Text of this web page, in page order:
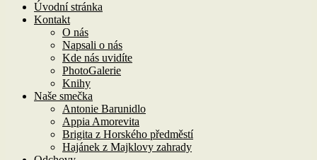
Úvodní stránka
Kontakt
O nás
Napsali o nás
Kde nás uvidíte
PhotoGalerie
Knihy
Naše smečka
Antonie Barunidlo
Appia Amorevita
Brigita z Horského předměstí
Hajánek z Majklovy zahrady